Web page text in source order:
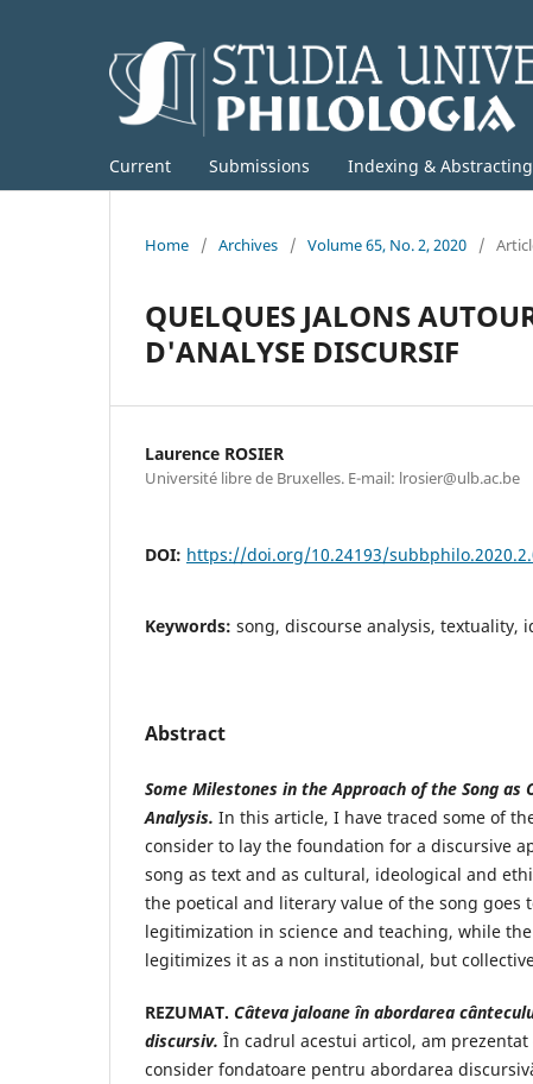
Current Submissions Indexing & Abstracting
Home / Archives / Volume 65, No. 2, 2020 /
QUELQUES JALONS
D'ANALYSE DISCURSIF
Laurence ROSIER
Université libre de Bruxelles. E-mail: lrosier@ulb.ac.be
DOI: https://doi.org/10.24193/
Keywords: song, discourse analysis, textuality,
Abstract
Some Milestones in the Approach of the Song as
Analysis. In this article, I have traced some of
consider to lay the foundation for a discursive
song as text and as cultural, ideological and
the poetical and literary value of the song goes
legitimization in science and teaching, while
legitimizes it as a non institutional, but
REZUMAT. Câteva jaloane în abordarea
discursiv. În cadrul acestui articol, am prezentat
consider fondatoare pentru abordarea